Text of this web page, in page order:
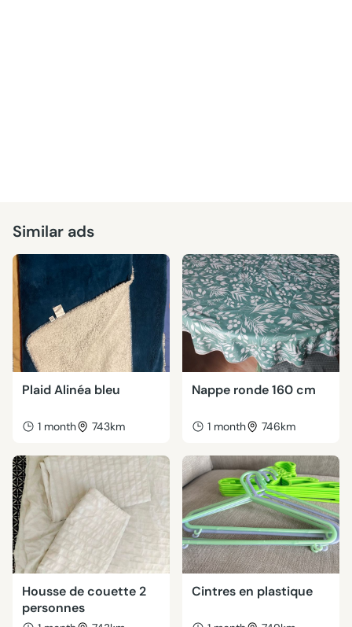
Similar ads
Plaid Alinéa bleu
1 month 743km
Nappe ronde 160 cm
1 month 746km
Housse de couette 2
personnes
Cintres en plastique